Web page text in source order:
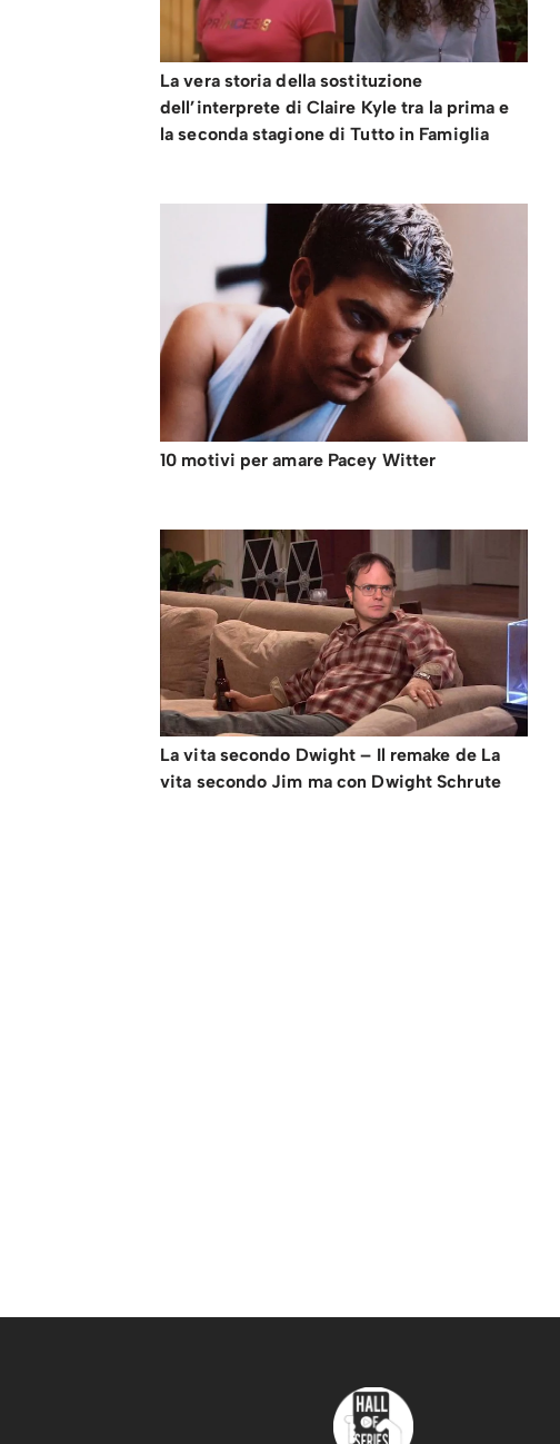
La vera storia della sostituzione
dell’interprete di Claire Kyle tra la prima e
la seconda stagione di Tutto in Famiglia
10 motivi per amare Pacey Witter
La vita secondo Dwight – Il remake de La
vita secondo Jim ma con Dwight Schrute